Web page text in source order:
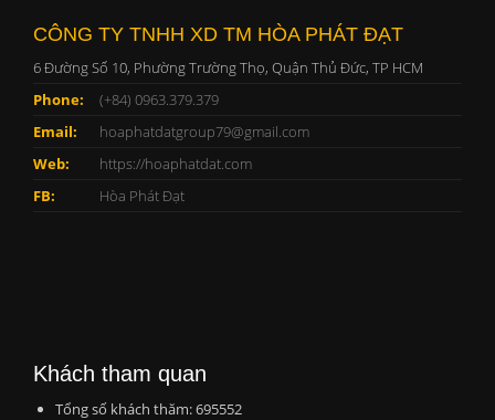
CÔNG TY TNHH XD TM HÒA PHÁT ĐẠT
6 Đường Số 10, Phường Trường Thọ, Quận Thủ Đức, TP HCM
Phone:
(+84) 0963.379.379
Email:
hoaphatdatgroup79@gmail.com
Web:
https://hoaphatdat.com
FB:
Hòa Phát Đạt
Khách tham quan
Tổng số khách thăm: 695552